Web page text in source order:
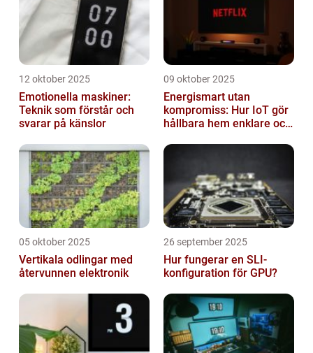
12 oktober 2025
Emotionella maskiner:
Teknik som förstår och
svarar på känslor
09 oktober 2025
Energismart utan
kompromiss: Hur IoT gör
hållbara hem enklare och
05 oktober 2025
Vertikala odlingar med
återvunnen elektronik
26 september 2025
Hur fungerar en SLI-
konfiguration för GPU?